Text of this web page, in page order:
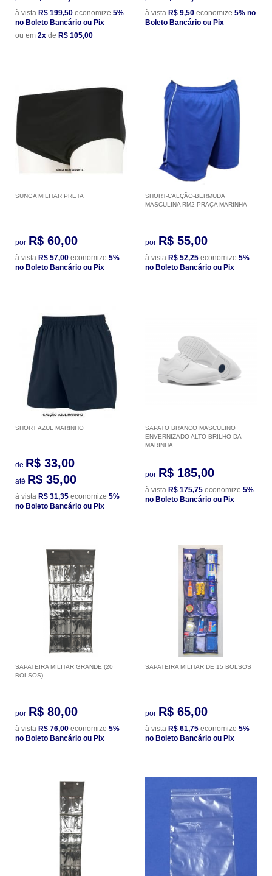
à vista R$ 199,50 economize 5%
no Boleto Bancário ou Pix
ou em 2x de R$ 105,00
à vista R$ 9,50 economize 5% no
Boleto Bancário ou Pix
SUNGA MILITAR PRETA
por R$ 60,00
à vista R$ 57,00 economize 5%
no Boleto Bancário ou Pix
SHORT-CALÇÃO-BERMUDA
MASCULINA RM2 PRAÇA MARINHA
por R$ 55,00
à vista R$ 52,25 economize 5%
no Boleto Bancário ou Pix
SHORT AZUL MARINHO
de R$ 33,00
até R$ 35,00
à vista R$ 31,35 economize 5%
no Boleto Bancário ou Pix
SAPATO BRANCO MASCULINO
ENVERNIZADO ALTO BRILHO DA
MARINHA
por R$ 185,00
à vista R$ 175,75 economize 5%
no Boleto Bancário ou Pix
SAPATEIRA MILITAR GRANDE (20
BOLSOS)
por R$ 80,00
à vista R$ 76,00 economize 5%
no Boleto Bancário ou Pix
SAPATEIRA MILITAR DE 15 BOLSOS
por R$ 65,00
à vista R$ 61,75 economize 5%
no Boleto Bancário ou Pix